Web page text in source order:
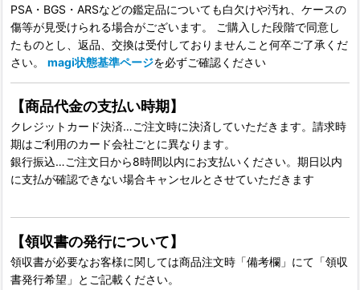
PSA・BGS・ARSなどの鑑定品についても白欠けや汚れ、ケースの
傷等が見受けられる場合がございます。 ご購入した段階で同意し
たものとし、返品、交換は受付しておりませんこと何卒ご了承くだ
さい。 magi状態基準ページを必ずご確認ください
【商品代金の支払い時期】
クレジットカード決済…ご注文時に決済していただきます。請求時
期はご利用のカード会社ごとに異なります。
銀行振込…ご注文日から8時間以内にお支払いください。期日以内
に支払が確認できない場合キャンセルとさせていただきます
【領収書の発行について】
領収書が必要なお客様に関しては商品注文時「備考欄」にて「領収
書発行希望」とご記載ください。